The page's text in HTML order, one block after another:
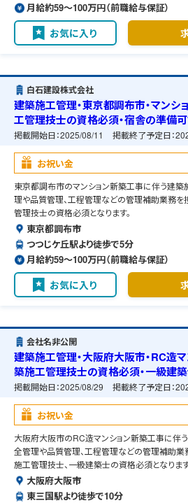
月給約59〜100万円（前職給与保証）
お気に入り
白石建設株式会社
建築施工管理・東京都調布市・マンシ
工管理技士の資格必須・宿舎の準備
掲載開始日：2025/08/11 掲載終了予定日：
お祝い金
東京都調布市のマンション新築工事に伴う建築
理や品質管理、工程管理などの管理補助業務を
管理技士の資格必須となります。
東京都調布市
つつじケ丘駅より徒歩で5分
月給約59〜100万円（前職給与保証）
お気に入り
会社名非公開
建築施工管理・大阪府大阪市・RC造
築施工管理技士の資格必須・一級建
備可能
掲載開始日：2025/08/29 掲載終了予定日：
お祝い金
大阪府大阪市のRC造マンション新築工事に伴
全管理や品質管理、工程管理などの管理補助業
施工管理技士、一級建築士の資格必須となります
大阪府大阪市
東三国駅より徒歩で10分